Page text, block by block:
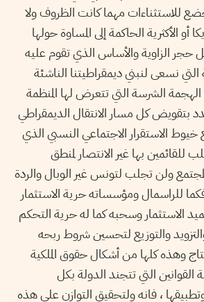
للاستثناءات مهما كانت الظروف ولا
أو الأكثرية الحاكمة إلى المساوة حولها
حجر الزاوية والأساس الذي تقوم عليه
نسعى لنبني ديمقراطيتنا الناشئة
الشرسة التي تتعرض لها المنظمة
بتقويض كل مسار الانتقال الديمقراطي
الاستقرار الاجتماعي النسبي الذي
بها غير الانتصار لمنطق
ولن تجلب لتونس غير الوبال والردة
للراسمال ومؤسساته حرية الاستثمار
الاستثمار وسحبه كما له حرية التحكم
والتوزيع لتحسين شروط ربحه
وهذه كلها من أشكال حقوق الملكية
القوانين التي تتجند الدولة بكل
، فانه ولتحقيق التوازن على هذه